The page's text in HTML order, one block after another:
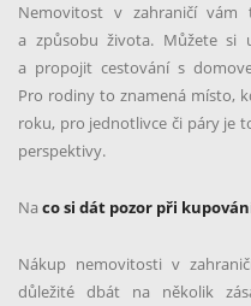
Nemovitost v zahraničí
a způsobu života. Můžete si
a propojit cestování s
Pro rodiny to znamená místo,
roku, pro jednotlivce či páry je
perspektivy.
Na co si dát pozor při
Nákup nemovitosti v
důležité dbát na několik